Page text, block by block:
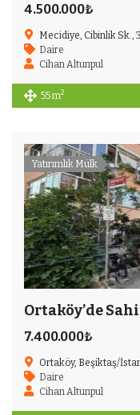
4.500.000₺
Mecidiye, Cibinlik Sk.,
Daire
Cihan Altunpul
55 m2
Yatırımlık Mülk
7.400.000₺
Ortaköy, Beşiktaş/
Daire
Cihan Altunpul